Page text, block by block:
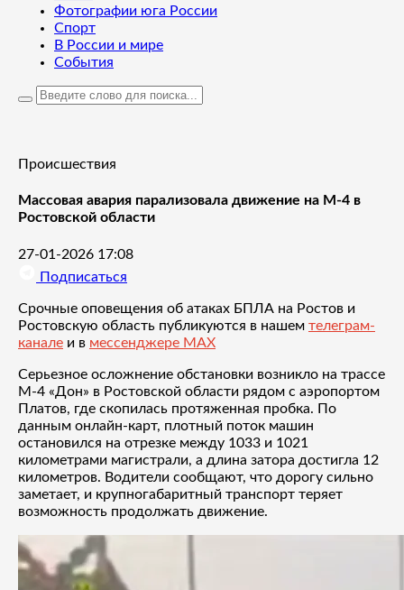
Фотографии юга России
Спорт
В России и мире
События
Происшествия
Массовая авария парализовала движение на М-4 в
Ростовской области
27-01-2026 17:08
Подписаться
Срочные оповещения об атаках БПЛА на Ростов и
Ростовскую область публикуются в нашем телеграм-
канале и в мессенджере MAX
Серьезное осложнение обстановки возникло на трассе
М-4 «Дон» в Ростовской области рядом с аэропортом
Платов, где скопилась протяженная пробка. По
данным онлайн-карт, плотный поток машин
остановился на отрезке между 1033 и 1021
километрами магистрали, а длина затора достигла 12
километров. Водители сообщают, что дорогу сильно
заметает, и крупногабаритный транспорт теряет
возможность продолжать движение.